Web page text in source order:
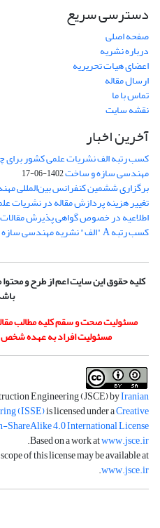
دسترسی سریع
صفحه اصلی
درباره نشریه
اعضای هیات تحریریه
ارسال مقاله
تماس با ما
نقشه سایت
آخرین اخبار
کسب رتبه الف نشریات علمی کشور برای
مهندسی سازه و ساخت1402-06-17
برگزاری ششمین کنفرانس بین‌المللی
تغییر هزینه پردازش مقاله در نشریات
اطلاعیه در خصوص گواهی پذیرش
کسب رتبه A "الف" نشریه مهندسی سازه و ساخت
کلیه حقوق این سایت اعم از طرح و
مسئولیت صحت و سقم کلیه مطالب
مسئولیت افراد به عهده
Engineering (JSCE) byIranian
(ISSE)is licensed under aCreative
4.0 International License
Based on a work atwww.jsce.ir
.
of this license may be available at
www.jsce.ir
.